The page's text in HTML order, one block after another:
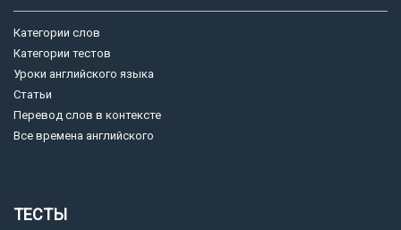
Категории слов
Категории тестов
Уроки английского языка
Статьи
Перевод слов в контексте
Все времена английского
ТЕСТЫ